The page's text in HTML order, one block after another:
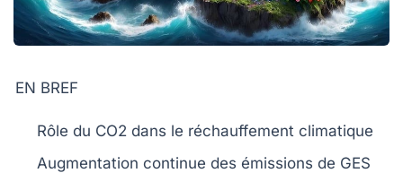
EN BREF
Rôle du CO2 dans le réchauffement climatique
Augmentation continue des émissions de GES